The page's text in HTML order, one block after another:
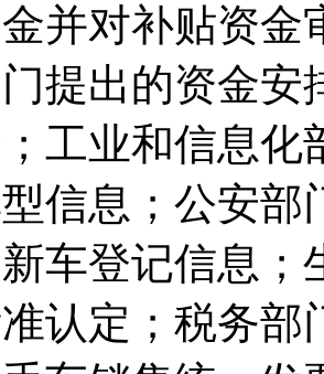
并对补贴资
提出的资金安
工业和信息化
信息；公安部
车登记信息；
认定；税务部